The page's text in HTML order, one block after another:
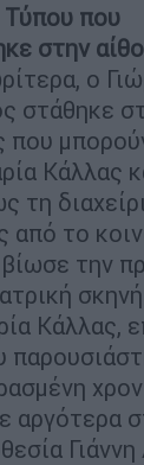
Τύπου που
στην
ο
στάθηκε
που
Κάλλας
τη
από το
την
Κάλλας,
αργότερα